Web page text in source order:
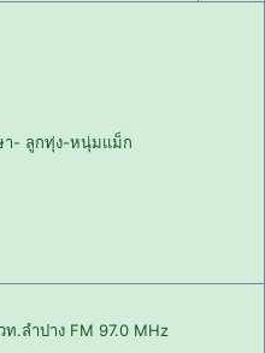
า- ลูกทุ่ง-หนุ่มแม็ก
ท.ลำปาง FM 97.0 MHz